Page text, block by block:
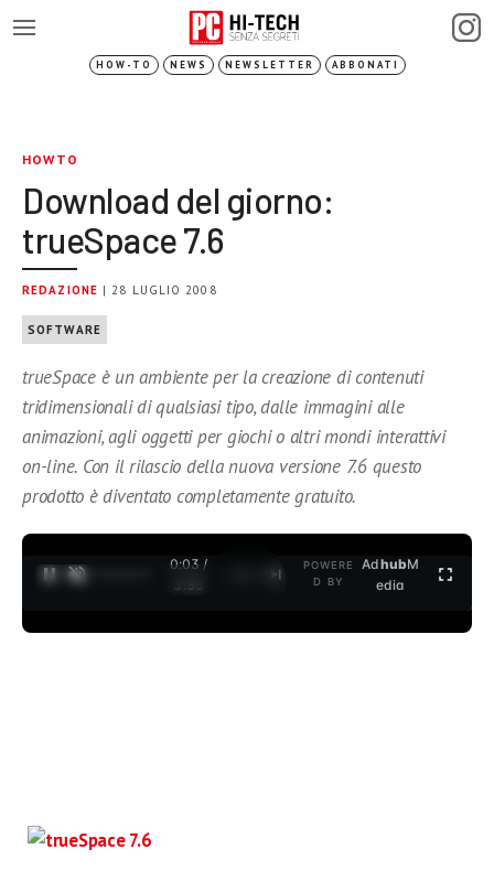
HOW-TO NEWS NEWSLETTER ABBONATI
HOWTO
Download del giorno:
trueSpace 7.6
REDAZIONE | 28 LUGLIO 2008
SOFTWARE
trueSpace è un ambiente per la creazione di contenuti
tridimensionali di qualsiasi tipo, dalle immagini alle
animazioni, agli oggetti per giochi o altri mondi interattivi
on-line. Con il rilascio della nuova versione 7.6 questo
prodotto è diventato completamente gratuito.
0:04 /
3:35
POWERE
D BY
AdhubM
edia